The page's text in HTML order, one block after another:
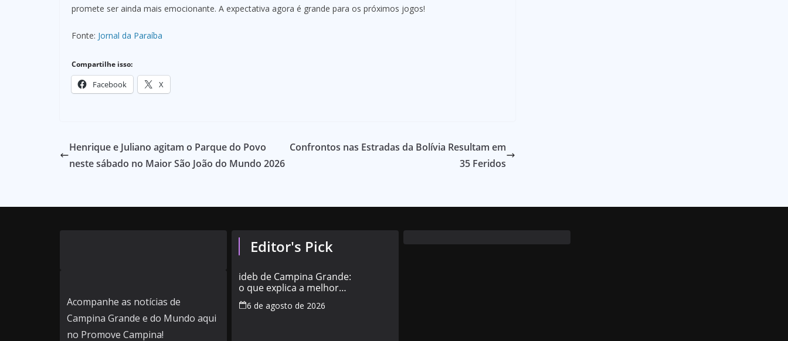
promete ser ainda mais emocionante. A expectativa agora é grande para os próximos jogos!
Fonte: Jornal da Paraíba
Compartilhe isso:
Facebook X
Henrique e Juliano agitam o Parque do Povo
neste sábado no Maior São João do Mundo 2026
Confrontos nas Estradas da Bolívia Resultam em
35 Feridos
Acompanhe as notícias de
Campina Grande e do Mundo aqui
no Promove Campina!
Editor's Pick
ideb de Campina Grande:
o que explica a melhor
nota da história da rede
municipal
6 de agosto de 2026